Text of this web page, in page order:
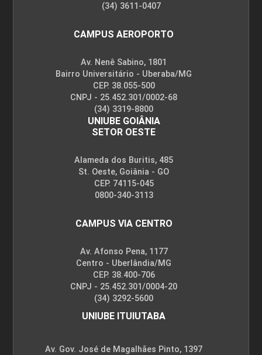
(34) 3611-0407
CAMPUS AEROPORTO
Av. Nenê Sabino, 1801
Bairro Universitário - Uberaba/MG
CEP. 38.055-500
CNPJ - 25.452.301/0002-68
(34) 3319-8800
UNIUBE GOIÂNIA
SETOR OESTE
Alameda dos Buritis, 485
St. Oeste, Goiânia - GO
CEP. 74115-045
0800-340-3113
CAMPUS VIA CENTRO
Av. Afonso Pena, 1177
Centro - Uberlândia/MG
CEP. 38.400-706
CNPJ - 25.452.301/0004-20
(34) 3292-5600
UNIUBE ITUIUTABA
Av. Gov. José de Magalhães Pinto, 1397